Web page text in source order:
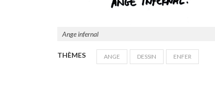
Ange infernal
THÈMES ANGE DESSIN ENFER